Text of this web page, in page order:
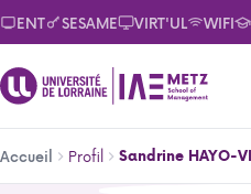
Aller
au
contenu
principal
ENT SESAME VIRT'UL WIFI
d'Ariane
Accueil Profil Sandrine HAYO-